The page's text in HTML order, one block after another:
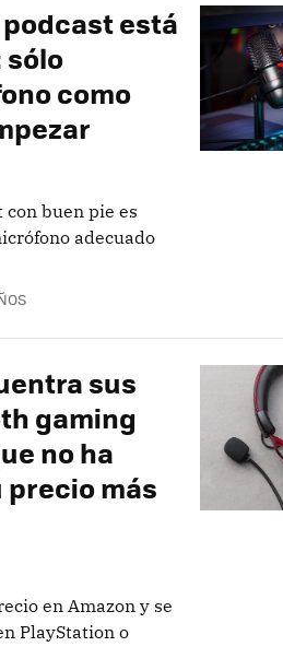
está
sólo
como
buen pie es
adecuado
sus
gaming
no ha
precio más
en Amazon y se
PlayStation o